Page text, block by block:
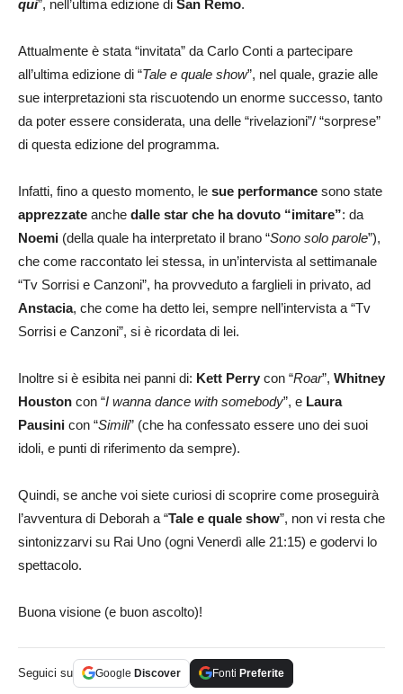
qui”, nell’ultima edizione di San Remo.
Attualmente è stata “invitata” da Carlo Conti a partecipare
all’ultima edizione di “Tale e quale show”, nel quale, grazie alle
sue interpretazioni sta riscuotendo un enorme successo, tanto
da poter essere considerata, una delle “rivelazioni”/ “sorprese”
di questa edizione del programma.
Infatti, fino a questo momento, le sue performance sono state
apprezzate anche dalle star che ha dovuto “imitare”: da
Noemi (della quale ha interpretato il brano “Sono solo parole”),
che come raccontato lei stessa, in un’intervista al settimanale
“Tv Sorrisi e Canzoni”, ha provveduto a farglieli in privato, ad
Anstacia, che come ha detto lei, sempre nell’intervista a “Tv
Sorrisi e Canzoni”, si è ricordata di lei.
Inoltre si è esibita nei panni di: Kett Perry con “Roar”, Whitney
Houston con “I wanna dance with somebody”, e Laura
Pausini con “Simili” (che ha confessato essere uno dei suoi
idoli, e punti di riferimento da sempre).
Quindi, se anche voi siete curiosi di scoprire come proseguirà
l’avventura di Deborah a “Tale e quale show”, non vi resta che
sintonizzarvi su Rai Uno (ogni Venerdì alle 21:15) e godervi lo
spettacolo.
Buona visione (e buon ascolto)!
Seguici su Google Discover Fonti Preferite